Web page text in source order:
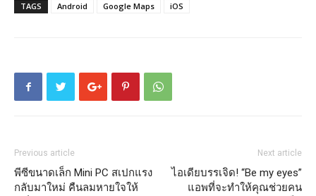
TAGS Android Google Maps iOS
Previous article
พีซีขนาดเล็ก Mini PC สเปกแรง
กลับมาใหม่ คืนลมหายใจให้
Next article
ไอเดียบรรเจิด! “Be my eyes”
แอพที่จะทำให้คุณช่วยคน